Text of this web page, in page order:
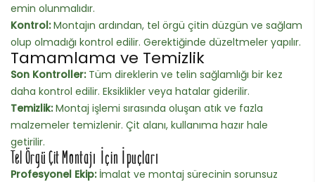
emin olunmalıdır.
Kontrol:Montajın ardından, tel örgü çitin düzgün ve sağlam
olup olmadığı kontrol edilir. Gerektiğinde düzeltmeler yapılır.
Tamamlama ve Temizlik
Son Kontroller:Tüm direklerin ve telin sağlamlığı bir kez
daha kontrol edilir. Eksiklikler veya hatalar giderilir.
Temizlik:Montaj işlemi sırasında oluşan atık ve fazla
malzemeler temizlenir. Çit alanı, kullanıma hazır hale
getirilir.
Tel Örgü Çit Montajı İçin İpuçları
Profesyonel Ekip:İmalat ve montaj sürecinin sorunsuz